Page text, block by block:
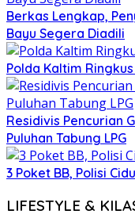
Berkas Lengkap,
Bayu Segera Diadili
Polda Kaltim
Residivis Pencurian
Puluhan Tabung LPG
3 Poket BB, Polisi
LIFESTYLE &